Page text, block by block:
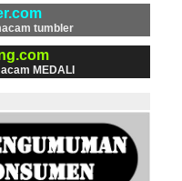
tumbler
MEDALI